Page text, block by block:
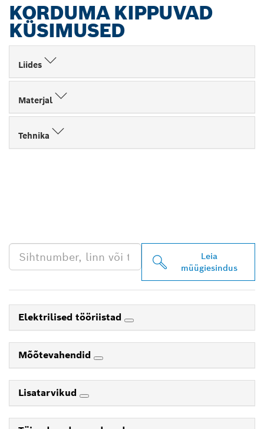
KORDUMA KIPPUVAD
KÜSIMUSED
Liides
Materjal
Tehnika
Leia
müügiesindus
Elektrilised tööriistad
Mõõtevahendid
Lisatarvikud